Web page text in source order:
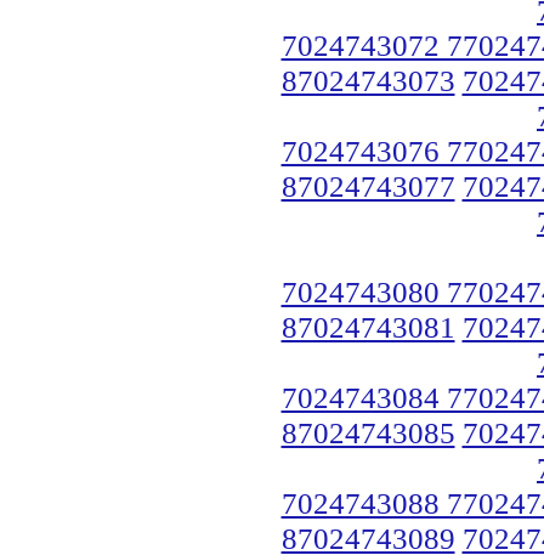
7024743072
87024743073
7024743076
87024743077
7024743080
87024743081
7024743084
87024743085
7024743088
87024743089